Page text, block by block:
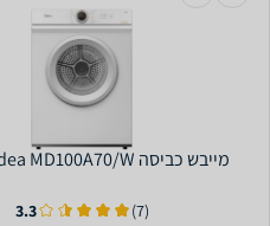
מייבש כביסה Midea MD100A70/W ‏7 ‏ק"ג
(7)
3.3